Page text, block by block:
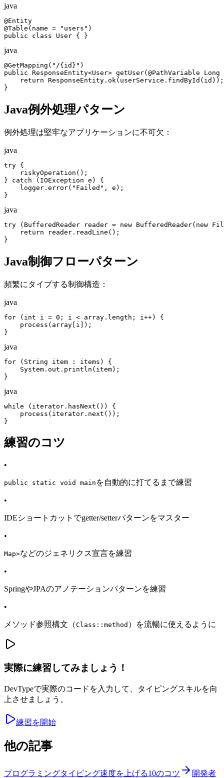
java
@Entity
@Table(name = "users")
public class User { }
java
@GetMapping("/{id}")
public ResponseEntity<User> getUser(@PathVariable
    return ResponseEntity.ok(userService.findById(id));
}
Java例外処理パターン
例外処理は堅牢なアプリケーションに不可欠：
java
try {
    riskyOperation();
} catch (IOException e) {
    logger.error("Failed", e);
}
java
try (BufferedReader reader = new BufferedReader(new
    return reader.readLine();
}
Java制御フローパターン
頻繁にタイプする制御構造：
java
for (int i = 0; i < array.length; i++) {
    process(array[i]);
}
java
for (String item : items) {
    System.out.println(item);
}
java
while (iterator.hasNext()) {
    process(iterator.next());
}
練習のコツ
•
public static void main を自動的に打てるまで練習
•
IDEショートカットでgetter/setterパターンをマスター
•
Map>などのジェネリクス宣言を練習
•
SpringやJPAのアノテーションパターンを練習
•
メソッド参照構文（Class::method ）を流暢に使えるように
実際に練習してみましょう！
DevTypeで実際のコードを入力して、タイピングスキルを向
上させましょう。
練習を開始
他の記事
プログラミングタイピング速度を上げる10のコツ 開発者